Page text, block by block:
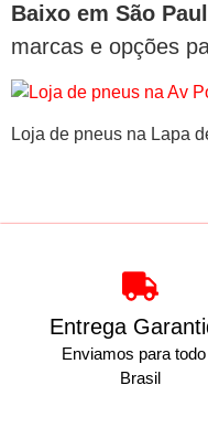
Baixo em São
marcas e opções
Loja de pneus na Lapa
Entrega
Enviamos para
Brasil